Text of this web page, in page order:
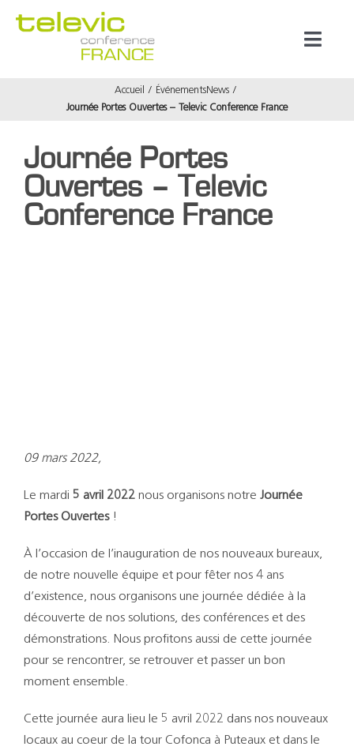
Accueil ÉvénementsNews
Journée Portes Ouvertes – Televic Conference France
Journée Portes
Ouvertes – Televic
Conference France
09 mars 2022,
Le mardi 5 avril 2022nous organisons notre Journée
Portes Ouvertes!
À l’occasion de l’inauguration de nos nouveaux bureaux,
de notre nouvelle équipe et pour fêter nos 4 ans
d’existence, nous organisons une journée dédiée à la
découverte de nos solutions, des conférences et des
démonstrations. Nous profitons aussi de cette journée
pour se rencontrer, se retrouver et passer un bon
moment ensemble.
Cette journée aura lieu le 5 avril 2022 dans nos nouveaux
locaux au coeur de la tour Cofonca à Puteaux et dans le